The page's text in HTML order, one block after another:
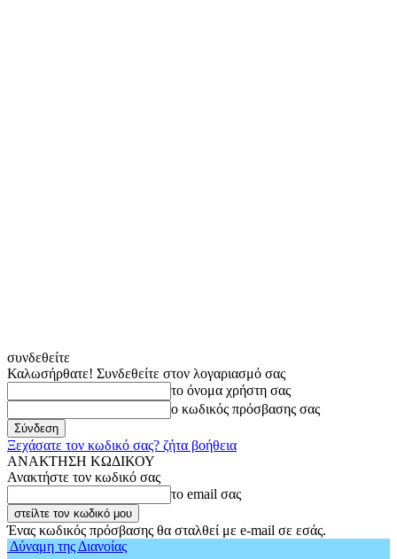
συνδεθείτε
Καλωσήρθατε! Συνδεθείτε στον λογαριασμό σας
το όνομα χρήστη σας
ο κωδικός πρόσβασης σας
Ξεχάσατε τον κωδικό σας? ζήτα βοήθεια
ΑΝΑΚΤΗΣΗ ΚΩΔΙΚΟΥ
Ανακτήστε τον κωδικό σας
το email σας
Ένας κωδικός πρόσβασης θα σταλθεί με e-mail σε εσάς.
Δύναμη της Διανοίας